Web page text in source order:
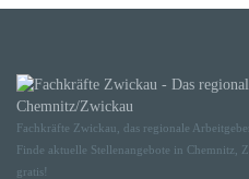
Fachkräfte Zwickau, das regionale
Finde aktuelle Stellenangebote in Chemnitz,
gratis!